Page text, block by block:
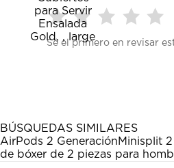
Seleccionar
para
estrella
Esta
acción
abrirá
Seleccionar
para
estrellas.
Esta
acción
abrirá
para
estrellas.
Esta
acción
abrirá
para
estrellas.
Esta
acción
abrirá
para
Esta
Sé el primero en revisar
BÚSQUEDAS SIMILARES
AirPods 2 GeneraciónMinisplit
de bóxer de 2 piezas para